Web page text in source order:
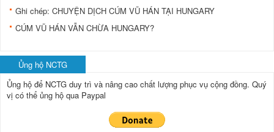
Ghi chép: CHUYỆN DỊCH CÚM VŨ HÁN TẠI HUNGARY
CÚM VŨ HÁN VẪN CHỪA HUNGARY?
Ủng hộ NCTG
Ủng hộ để NCTG duy trì và nâng cao chất lượng phục vụ cộng đồng. Quý
vị có thể ủng hộ qua Paypal